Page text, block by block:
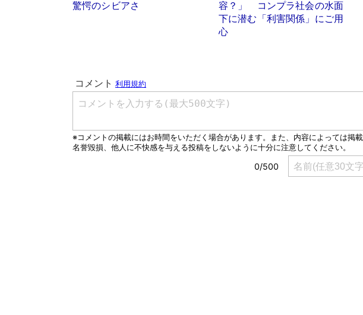
驚愕のシビアさ
容？」 コンプラ社会の水面
下に潜む「利害関係」にご用
心